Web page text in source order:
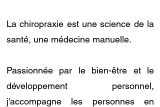
La chiropraxie est une science de la
santé, une médecine manuelle.
Passionnée par le bien-être et le
développement personnel,
j'accompagne les personnes en